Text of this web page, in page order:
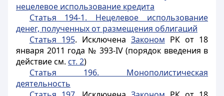
нецелевое использование кредита
Статья 194-1. Нецелевое использование
денег, полученных от размещения облигаций
Статья 195. Исключена Законом РК от 18
января 2011 года № 393-IV (порядок введения в
действие см. ст. 2)
Статья 196. Монополистическая
деятельность